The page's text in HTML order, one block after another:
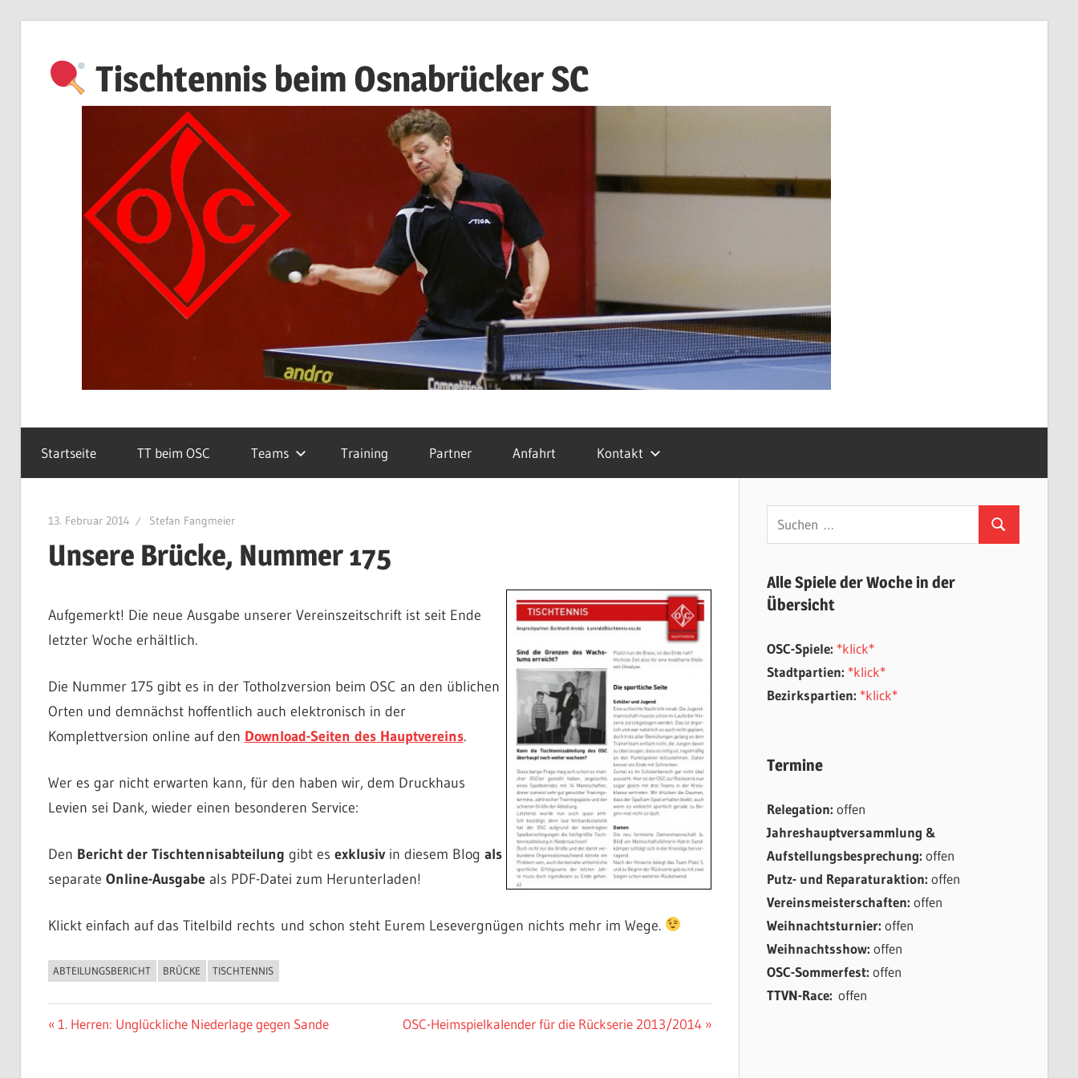
springen
Tischtennis beim Osnabrücker SC
Startseite TT beim OSC Teams Training Partner Anfahrt Kontakt
13. Februar 2014 Stefan Fangmeier
Unsere Brücke, Nummer 175
Aufgemerkt! Die neue Ausgabe unserer Vereinszeitschrift ist seit Ende
letzter Woche erhältlich.
Die Nummer 175 gibt es in der Totholzversion beim OSC an den üblichen
Orten und demnächst hoffentlich auch elektronisch in der
Komplettversion online auf den Download-Seiten des Hauptvereins.
Wer es gar nicht erwarten kann, für den haben wir, dem Druckhaus
Levien sei Dank, wieder einen besonderen Service:
Den Bericht der Tischtennisabteilung gibt es exklusivin diesem Blog als
separate Online-Ausgabeals PDF-Datei zum Herunterladen!
Klickt einfach auf das Titelbild rechts und schon steht Eurem Lesevergnügen nichts mehr im Wege.
ALLGEMEIN
ABTEILUNGSBERICHT BRÜCKE TISCHTENNIS
Beitragsnavigation
Vorheriger
1. Herren: Unglückliche Niederlage gegen Sande
Nächster
OSC-Heimspielkalender für die Rückserie 2013/2014
Suchen
nach:
Suchen
Alle Spiele der Woche in der
Übersicht
OSC-Spiele: *klick*
Stadtpartien: *klick*
Bezirkspartien: *klick*
Termine
Relegation: offen
Jahreshauptversammlung &
Aufstellungsbesprechung: offen
Putz- und Reparaturaktion: offen
Vereinsmeisterschaften: offen
Weihnachtsturnier: offen
Weihnachtsshow: offen
OSC-Sommerfest: offen
TTVN-Race: offen